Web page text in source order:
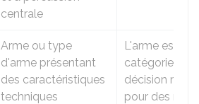
centrale
Arme ou type
d'arme présentant
des caractéristiques
techniques
L'arme est
catégorie A1
décision
pour des